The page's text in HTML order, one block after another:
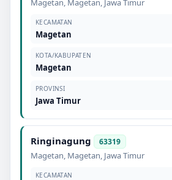
Magetan, Magetan, Jawa Timur
KECAMATAN
Magetan
KOTA/KABUPATEN
Magetan
PROVINSI
Jawa Timur
Ringinagung 63319
Magetan, Magetan, Jawa Timur
KECAMATAN